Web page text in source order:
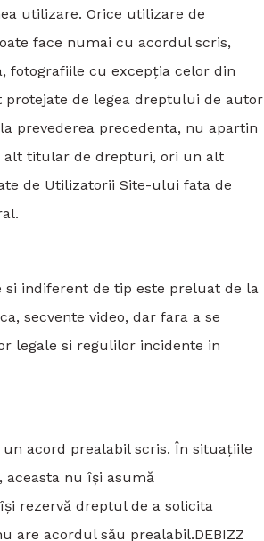
utilizare. Orice utilizare de
face numai cu acordul scris,
fotografiile cu excepția celor din
de legea dreptului de autor
prevederea precedenta, nu apartin
alt titular de drepturi, ori un alt
de Utilizatorii Site-ului fata de
indiferent de tip este preluat de la
secvente video, dar fara a se
legale si regulilor incidente in
acord prealabil scris. În situațiile
aceasta nu își asumă
rezervă dreptul de a solicita
are acordul său prealabil.DEBIZZ